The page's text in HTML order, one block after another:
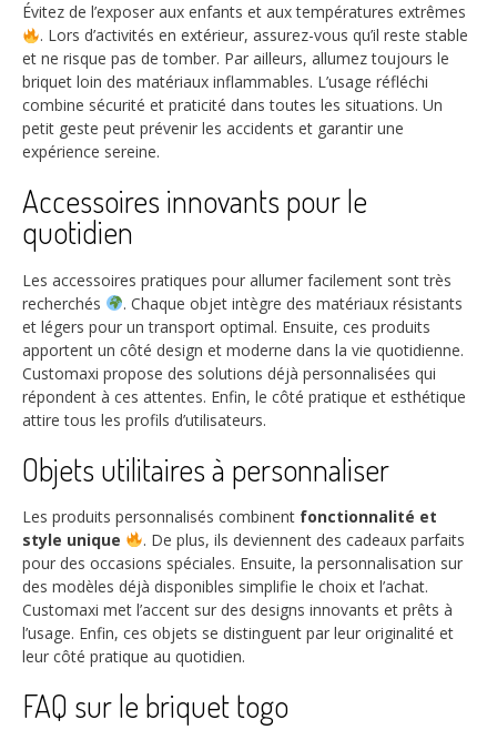
Évitez de l’exposer aux enfants et aux températures extrêmes
. Lors d’activités en extérieur, assurez-vous qu’il reste stable
et ne risque pas de tomber. Par ailleurs, allumez toujours le
briquet loin des matériaux inflammables. L’usage réfléchi
combine sécurité et praticité dans toutes les situations. Un
petit geste peut prévenir les accidents et garantir une
expérience sereine.
Accessoires innovants pour le
quotidien
Les accessoires pratiques pour allumer facilement sont très
recherchés
. Chaque objet intègre des matériaux résistants
et légers pour un transport optimal. Ensuite, ces produits
apportent un côté design et moderne dans la vie quotidienne.
Customaxi propose des solutions déjà personnalisées qui
répondent à ces attentes. Enfin, le côté pratique et esthétique
attire tous les profils d’utilisateurs.
Objets utilitaires à personnaliser
Les produits personnalisés combinent fonctionnalité et
style unique
. De plus, ils deviennent des cadeaux parfaits
pour des occasions spéciales. Ensuite, la personnalisation sur
des modèles déjà disponibles simplifie le choix et l’achat.
Customaxi met l’accent sur des designs innovants et prêts à
l’usage. Enfin, ces objets se distinguent par leur originalité et
leur côté pratique au quotidien.
FAQ sur le briquet togo